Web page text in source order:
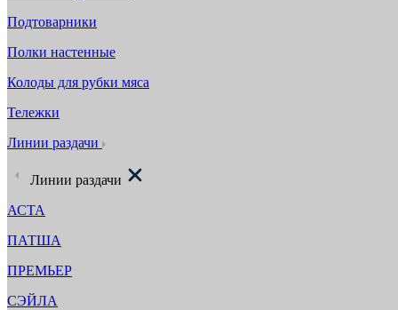
Подтоварники
Полки настенные
Колоды для рубки мяса
Тележки
Линии раздачи
Линии раздачи
АСТА
ПАТША
ПРЕМЬЕР
СЭЙЛА